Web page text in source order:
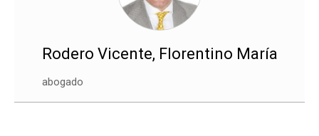
Rodero Vicente, Florentino María
abogado